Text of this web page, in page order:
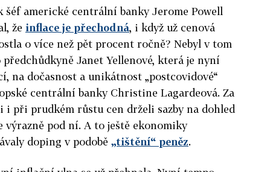
šéf americké centrální banky Jerome Powell
že inflace je přechodná, i když už cenová
o více než pět procent ročně? Nebyl v tom
předchůdkyně Janet Yellenové, která je nyní
na dočasnost a unikátnost „postcovidové“
centrální banky Christine Lagardeová. Za
při prudkém růstu cen drželi sazby na dohled
výrazně pod ní. A to ještě ekonomiky
doping v podobě „tištění“ peněz.